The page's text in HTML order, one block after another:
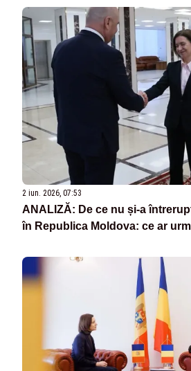
2 iun. 2026, 07:53
ANALIZĂ: De ce nu și-a
în Republica Moldova: ce ar